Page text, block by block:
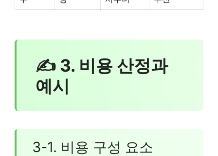
✍ 3. 비용 산정과
예시
3-1. 비용 구성 요소